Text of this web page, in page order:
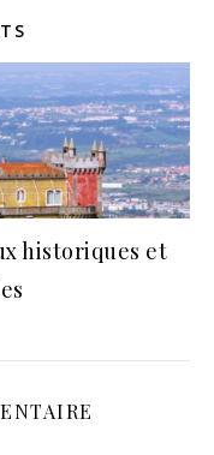
historiques et